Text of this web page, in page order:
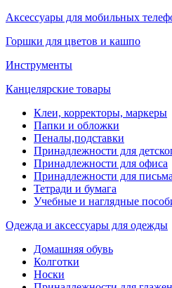
Аксессуары для мобильных
Горшки для цветов и кашпо
Инструменты
Канцелярские товары
Клеи, корректоры, маркеры
Папки и обложки
Пеналы,подставки
Принадлежности для
Принадлежности для офиса
Принадлежности для
Тетради и бумага
Учебные и наглядные
Одежда и аксессуары для одежды
Домашняя обувь
Колготки
Носки